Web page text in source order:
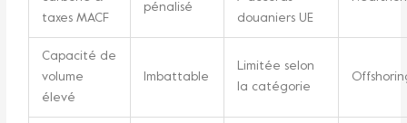
taxes MACF
pénalisé
douaniers UE
Capacité de
volume
élevé
Imbattable
Limitée selon
la catégorie